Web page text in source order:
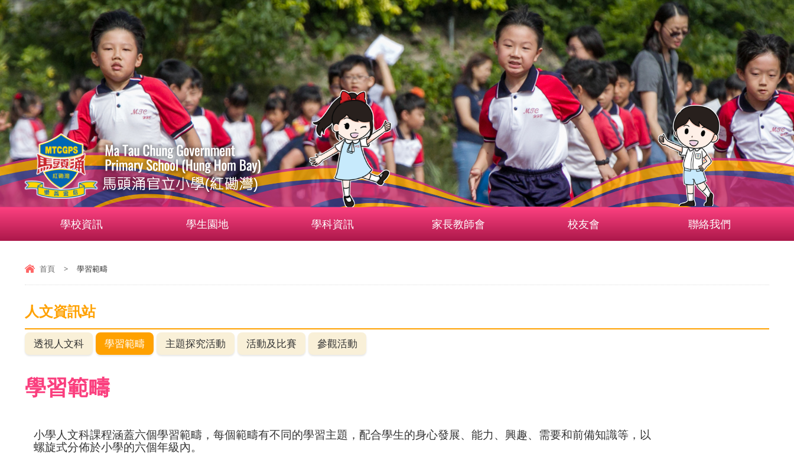
學校資訊 學生園地 學科資訊 家長教師會 校友會 聯絡我們
首頁 > 學習範疇
人文資訊站
透視人文科 學習範疇 主題探究活動 活動及比賽 參觀活動
學習範疇
小學人文科課程涵蓋六個學習範疇，每個範疇有不同的學習主題，配合學生的身心發展、能力、興趣、需要和前備知識等，以
螺旋式分佈於小學的六個年級內。